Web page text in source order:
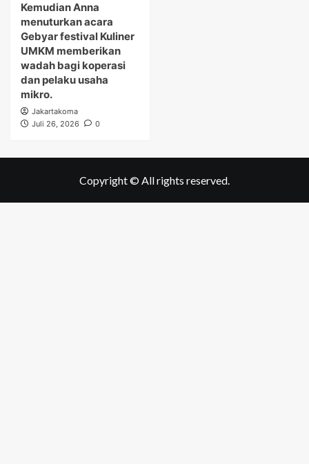
Kemudian Anna
menuturkan acara
Gebyar festival Kuliner
UMKM memberikan
wadah bagi koperasi
dan pelaku usaha
mikro.
Jakartakoma
Juli 26, 2026
0
Copyright © All rights reserved.